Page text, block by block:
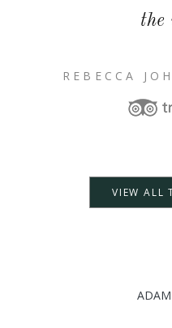
the
REBECCA
VIEW ALL